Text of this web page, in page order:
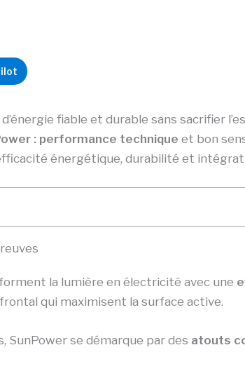
fiable et durable sans sacrifier
: performance technique et bon
énergétique, durabilité et
la lumière en électricité avec une
qui maximisent la surface active.
SunPower se démarque par des atouts